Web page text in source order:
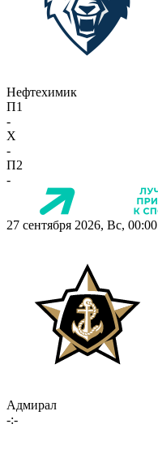
Нефтехимик
П1
-
X
-
П2
-
27 сентября 2026, Вс, 00:00
Адмирал
-:-